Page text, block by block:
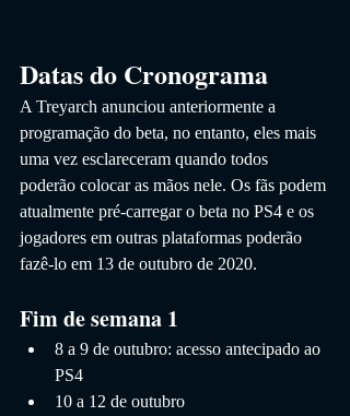
Datas do Cronograma
A Treyarch anunciou anteriormente a
programação do beta, no entanto, eles mais
uma vez esclareceram quando todos
poderão colocar as mãos nele. Os fãs podem
atualmente pré-carregar o beta no PS4 e os
jogadores em outras plataformas poderão
fazê-lo em 13 de outubro de 2020.
Fim de semana 1
8 a 9 de outubro: acesso antecipado ao
PS4
10 a 12 de outubro